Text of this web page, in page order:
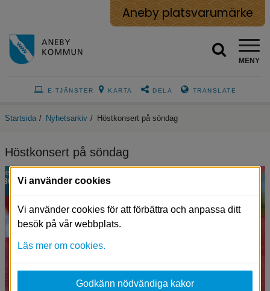
Aneby platsvarumärke
MENY
E-TJÄNSTER KARTA DELA TRANSLATE
Startsida / Nyhetsarkiv / Höstkonsert på söndag
Höstkonsert på söndag
sep
30 Vi använder cookies
Vi använder cookies för att förbättra och anpassa ditt
besök på vår webbplats.
Läs mer om cookies.
Godkänn nödvändiga kakor